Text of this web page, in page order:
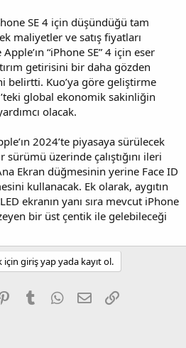
SE 4 için düşündüğü tam
maliyetler ve satış fiyatları
“iPhone SE” 4 için eser
getirisini bir daha gözden
belirtti. Kuo’ya göre geliştirme
global ekonomik sakinliğin
olacak.
2024’te piyasaya sürülecek
sürümü üzerinde çalıştığını ileri
Ekran düğmesinin yerine Face ID
kullanacak. Ek olarak, aygıtın
ekranın yanı sıra mevcut ‌iPhone
bir üst çentik ile gelebileceği
için giriş yap yada kayıt ol.
PinterestTumblrWhatsApp
E-postaLink